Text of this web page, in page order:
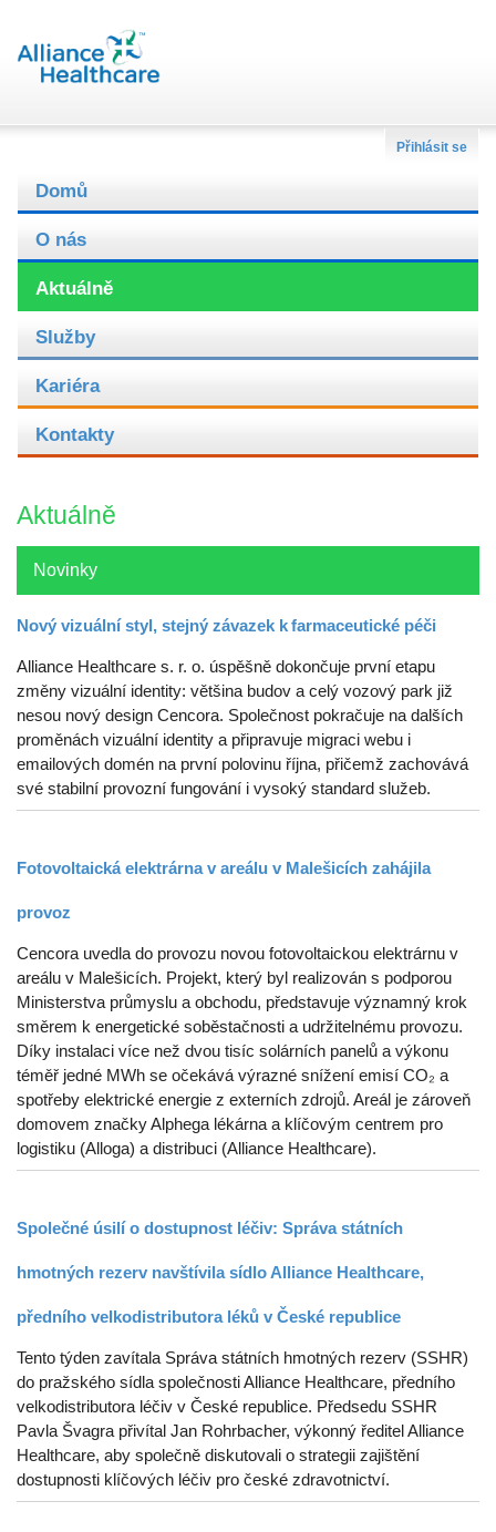
Přihlásit se
Domů
O nás
Aktuálně
Služby
Kariéra
Kontakty
Aktuálně
Novinky
Nový vizuální styl, stejný závazek k farmaceutické péči
Alliance Healthcare s. r. o. úspěšně dokončuje první etapu
změny vizuální identity: většina budov a celý vozový park již
nesou nový design Cencora. Společnost pokračuje na dalších
proměnách vizuální identity a připravuje migraci webu i
emailových domén na první polovinu října, přičemž zachovává
své stabilní provozní fungování i vysoký standard služeb.
Fotovoltaická elektrárna v areálu v Malešicích zahájila
provoz
Cencora uvedla do provozu novou fotovoltaickou elektrárnu v
areálu v Malešicích. Projekt, který byl realizován s podporou
Ministerstva průmyslu a obchodu, představuje významný krok
směrem k energetické soběstačnosti a udržitelnému provozu.
Díky instalaci více než dvou tisíc solárních panelů a výkonu
téměř jedné MWh se očekává výrazné snížení emisí CO₂ a
spotřeby elektrické energie z externích zdrojů. Areál je zároveň
domovem značky Alphega lékárna a klíčovým centrem pro
logistiku (Alloga) a distribuci (Alliance Healthcare).
Společné úsilí o dostupnost léčiv: Správa státních
hmotných rezerv navštívila sídlo Alliance Healthcare,
předního velkodistributora léků v České republice
Tento týden zavítala Správa státních hmotných rezerv (SSHR)
do pražského sídla společnosti Alliance Healthcare, předního
velkodistributora léčiv v České republice. Předsedu SSHR
Pavla Švagra přivítal Jan Rohrbacher, výkonný ředitel Alliance
Healthcare, aby společně diskutovali o strategii zajištění
dostupnosti klíčových léčiv pro české zdravotnictví.